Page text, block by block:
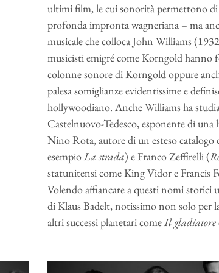
ultimi film, le cui sonorità permettono di
profonda impronta wagneriana – ma
musicale che colloca John Williams
musicisti emigré come Korngold hanno
colonne sonore di Korngold oppure
palesa somiglianze evidentissime e
hollywoodiano. Anche Williams ha
Castelnuovo-Tedesco, esponente di
Nino Rota, autore di un esteso
esempioLa strada) e Franco Zeffirelli (
statunitensi come King Vidor e Francis
Volendo affiancare a questi nomi
di Klaus Badelt, notissimo non solo per
altri successi planetari comeIl gladiatore